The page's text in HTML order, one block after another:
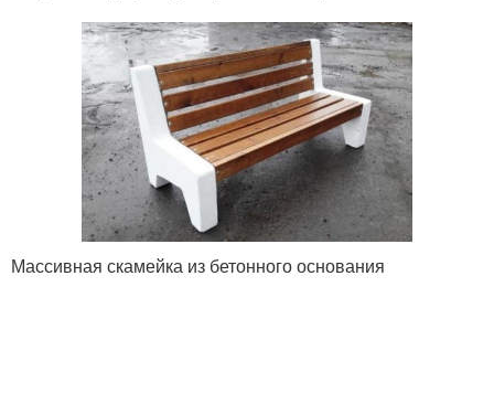
Массивная скамейка из бетонного основания